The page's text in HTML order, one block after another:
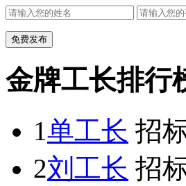
金牌工长排行
1单工长 招
2刘工长 招